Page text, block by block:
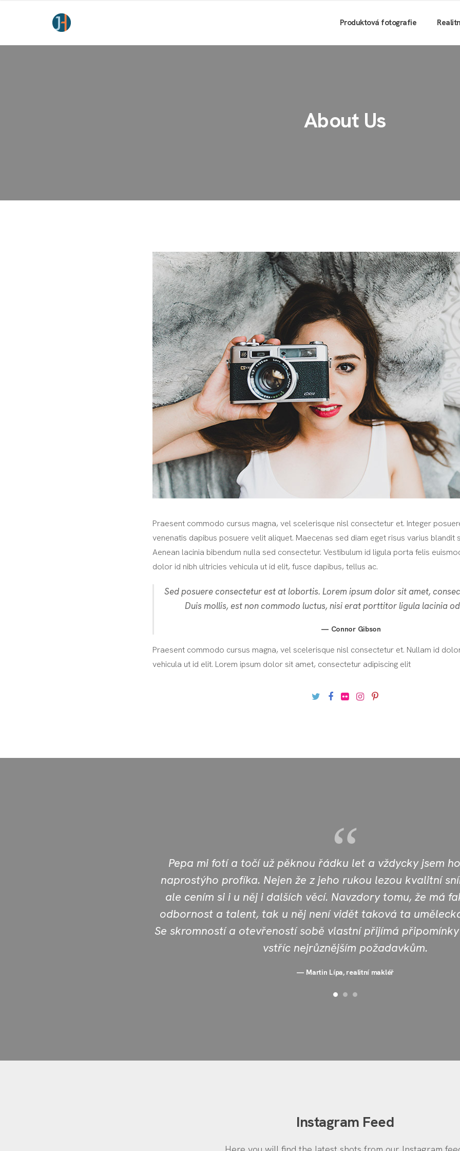
Produktová fotografie
About Us
Praesent commodo cursus magna, vel scelerisque nisl consectetur et. Integer
venenatis dapibus posuere velit aliquet. Maecenas sed diam eget risus varius blandit
Aenean lacinia bibendum nulla sed consectetur. Vestibulum id ligula porta felis
dolor id nibh ultricies vehicula ut id elit, fusce dapibus, tellus ac.
Sed posuere consectetur est at lobortis. Lorem ipsum dolor sit amet,
Duis mollis, est non commodo luctus, nisi erat porttitor ligula lacinia
Connor Gibson
Praesent commodo cursus magna, vel scelerisque nisl consectetur et. Nullam id
vehicula ut id elit. Lorem ipsum dolor sit amet, consectetur adipiscing elit
Pepa mi fotí a točí už pěknou řádku let a vždycky jsem
naprostýho profíka. Nejen že z jeho rukou lezou kvalitní
ale cením si i u něj i dalších věcí. Navzdory tomu, že má
odbornost a talent, tak u něj není vidět taková ta
Se skromností a otevřeností sobě vlastní přijímá
vstříc nejrůznějším požadavkům.
Martin Lípa, realitní makléř
Instagram Feed